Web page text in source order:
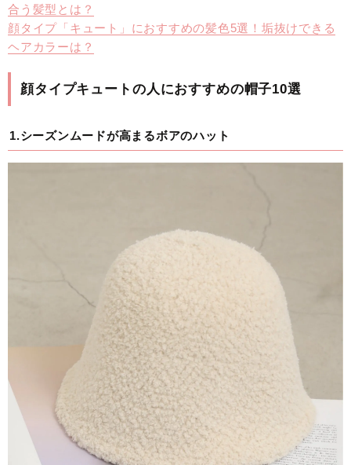
合う髪型とは？
顔タイプ「キュート」におすすめの髪色5選！垢抜けできる
ヘアカラーは？
顔タイプキュートの人におすすめの帽子10選
1.シーズンムードが高まるボアのハット